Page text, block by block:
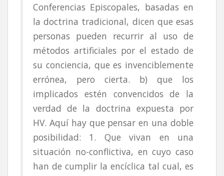
Conferencias Episcopales, basadas en
la doctrina tradicional, dicen que esas
personas pueden recurrir al uso de
métodos artificiales por el estado de
su conciencia, que es invenciblemente
errónea, pero cierta. b) que los
implicados estén convencidos de la
verdad de la doctrina expuesta por
HV. Aquí hay que pensar en una doble
posibilidad: 1. Que vivan en una
situación no-conflictiva, en cuyo caso
han de cumplir la encíclica tal cual, es